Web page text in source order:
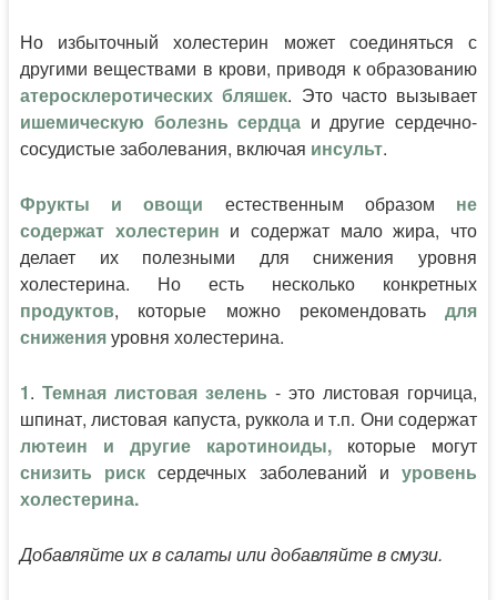
Но избыточный холестерин может соединяться с
другими веществами в крови, приводя к образованию
атеросклеротических бляшек. Это часто вызывает
ишемическую болезнь сердца и другие сердечно-
сосудистые заболевания, включая инсульт.
Фрукты и овощи естественным образом не
содержат холестерин и содержат мало жира, что
делает их полезными для снижения уровня
холестерина. Но есть несколько конкретных
продуктов, которые можно рекомендовать для
сниженияуровня холестерина.
1. Темная листовая зелень - это листовая горчица,
шпинат, листовая капуста, руккола и т.п. Они содержат
лютеин и другие каротиноиды, которые могут
снизить риск сердечных заболеваний иуровень
холестерина.
Добавляйте их в салаты или добавляйте в смузи.